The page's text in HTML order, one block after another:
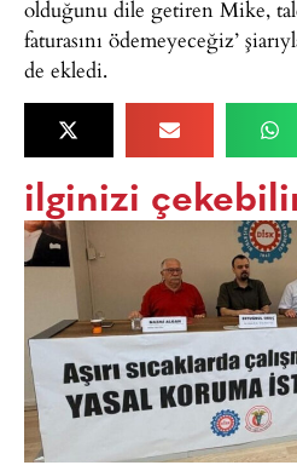
olduğunu dile getiren Mike,
faturasını ödemeyeceğiz’
de ekledi.
ilginizi